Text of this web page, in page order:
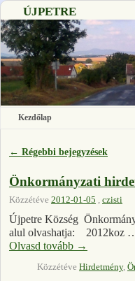
ÚJPETRE
Kezdőlap
Bejegyzés navigáció
← Régebbi bejegyzések
Önkormányzati
Közzétéve 2012-01-05 , czisti
Újpetre Község
alul olvashatja: 2012koz
Olvasd tovább →
Közzétéve Hirdetmény,